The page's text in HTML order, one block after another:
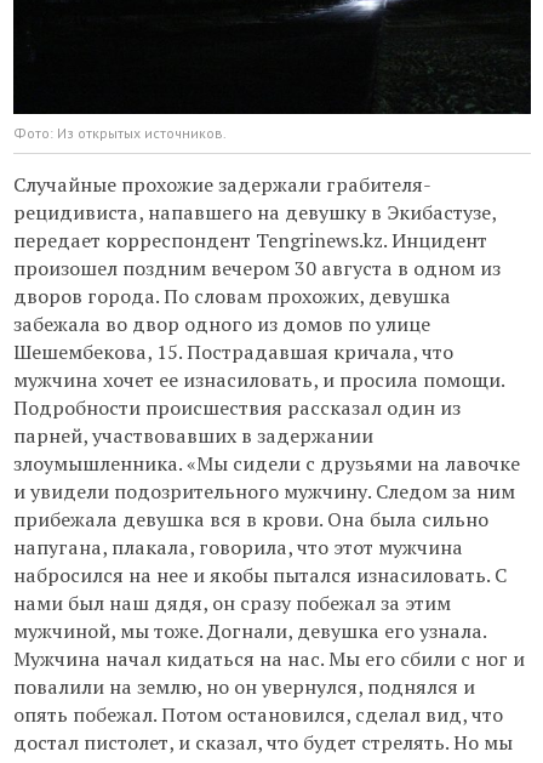
Фото: Из открытых источников.
Случайные прохожие задержали грабителя-
рецидивиста, напавшего на девушку в Экибастузе,
передает корреспондент Tengrinews.kz. Инцидент
произошел поздним вечером 30 августа в одном из
дворов города. По словам прохожих, девушка
забежала во двор одного из домов по улице
Шешембекова, 15. Пострадавшая кричала, что
мужчина хочет ее изнасиловать, и просила помощи.
Подробности происшествия рассказал один из
парней, участвовавших в задержании
злоумышленника. «Мы сидели с друзьями на лавочке
и увидели подозрительного мужчину. Следом за ним
прибежала девушка вся в крови. Она была сильно
напугана, плакала, говорила, что этот мужчина
набросился на нее и якобы пытался изнасиловать. С
нами был наш дядя, он сразу побежал за этим
мужчиной, мы тоже. Догнали, девушка его узнала.
Мужчина начал кидаться на нас. Мы его сбили с ног и
повалили на землю, но он увернулся, поднялся и
опять побежал. Потом остановился, сделал вид, что
достал пистолет, и сказал, что будет стрелять. Но мы